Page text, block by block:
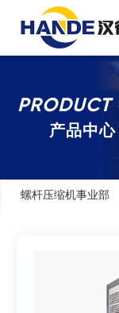
PRODUCT
产品中心
螺杆压缩机事业部